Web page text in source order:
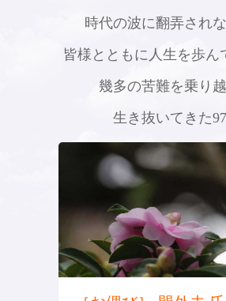
時代の波に翻弄され
皆様とともに人生を歩ん
幾多の苦難を乗り
生き抜いてきた